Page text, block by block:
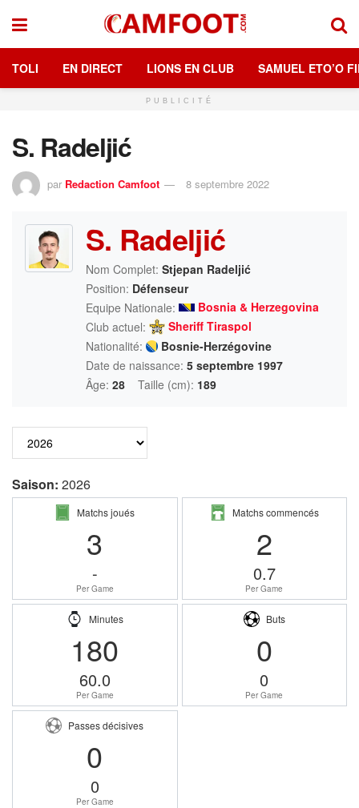
TOLI EN DIRECT LIONS EN CLUB SAMUEL ETO’O
PUBLICITÉ
S. Radeljić
par Redaction Camfoot 8 septembre 2022
S. Radeljić
Nom Complet: Stjepan Radeljić
Position: Défenseur
Equipe Nationale:
Bosnia & Herzegovina
Club actuel:
Sheriff Tiraspol
Nationalité:
Bosnie-Herzégovine
Date de naissance: 5 septembre 1997
Âge: 28 Taille (cm): 189
Saison: 2026
Matchs joués
3
-
Per Game
Matchs commencés
2
0.7
Per Game
Minutes
180
60.0
Per Game
Buts
0
0
Per Game
Passes décisives
0
0
Per Game